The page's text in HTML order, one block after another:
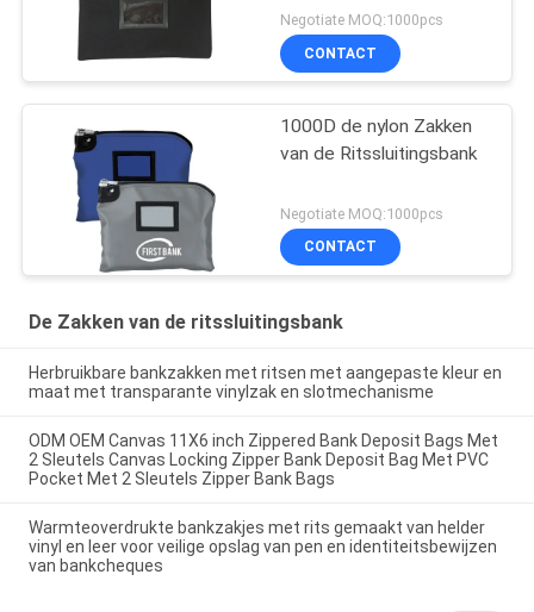
Negotiate MOQ:1000pcs
CONTACT
1000D de nylon Zakken
van de Ritssluitingsbank
Negotiate MOQ:1000pcs
CONTACT
De Zakken van de ritssluitingsbank
Herbruikbare bankzakken met ritsen met aangepaste kleur en
maat met transparante vinylzak en slotmechanisme
ODM OEM Canvas 11X6 inch Zippered Bank Deposit Bags Met
2 Sleutels Canvas Locking Zipper Bank Deposit Bag Met PVC
Pocket Met 2 Sleutels Zipper Bank Bags
Warmteoverdrukte bankzakjes met rits gemaakt van helder
vinyl en leer voor veilige opslag van pen en identiteitsbewijzen
van bankcheques